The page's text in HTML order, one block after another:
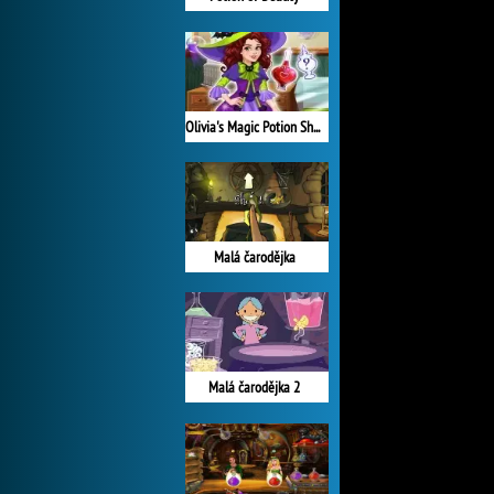
Olivia's Magic Potion Shop
Malá čarodějka
Malá čarodějka 2